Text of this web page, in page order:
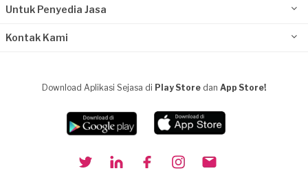
Untuk Penyedia Jasa
Kontak Kami
Download Aplikasi Sejasa di Play Store dan App Store!